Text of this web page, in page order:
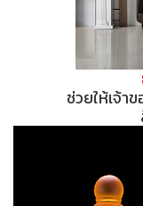
ช่วยให้เจ้